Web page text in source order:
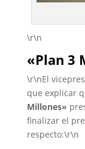
\r\n
«Plan 3
\r\nEl
que explicar
Millones»
finalizar el
respecto:\r\n